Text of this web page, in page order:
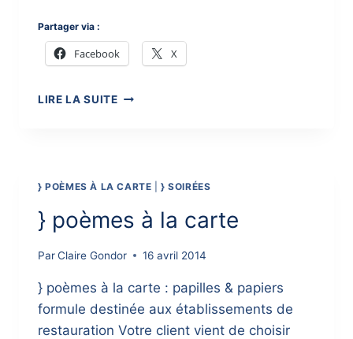
Partager via :
Facebook X
LIRE LA SUITE}
MINIBULLE
} POÈMES À LA CARTE |} SOIRÉES
} poèmes à la carte
ParClaire Gondor 16 avril 2014
} poèmes à la carte : papilles & papiers
formule destinée aux établissements de
restauration Votre client vient de choisir